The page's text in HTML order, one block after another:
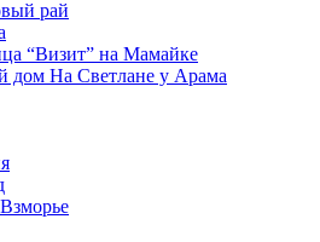
рай
“Визит” на Мамайке
дом На Светлане у Арама